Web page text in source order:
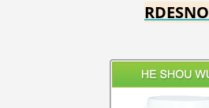
RDESNO